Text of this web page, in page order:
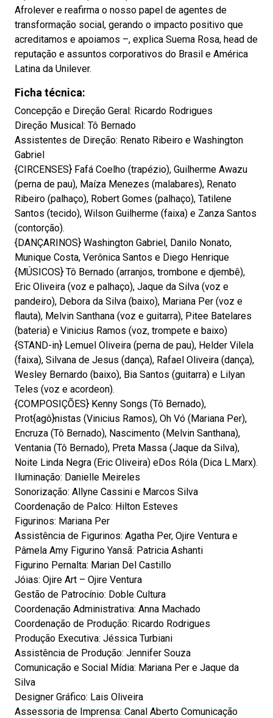
Afrolever e reafirma o nosso papel de agentes de
transformação social, gerando o impacto positivo que
acreditamos e apoiamos –, explica Suema Rosa, head de
reputação e assuntos corporativos do Brasil e América
Latina da Unilever.
Ficha técnica:
Concepção e Direção Geral: Ricardo Rodrigues
Direção Musical: Tô Bernado
Assistentes de Direção: Renato Ribeiro e Washington
Gabriel
{CIRCENSES} Fafá Coelho (trapézio), Guilherme Awazu
(perna de pau), Maíza Menezes (malabares), Renato
Ribeiro (palhaço), Robert Gomes (palhaço), Tatilene
Santos (tecido), Wilson Guilherme (faixa) e Zanza Santos
(contorção).
{DANÇARINOS} Washington Gabriel, Danilo Nonato,
Munique Costa, Verônica Santos e Diego Henrique
{MÚSICOS} Tô Bernado (arranjos, trombone e djembê),
Eric Oliveira (voz e palhaço), Jaque da Silva (voz e
pandeiro), Debora da Silva (baixo), Mariana Per (voz e
flauta), Melvin Santhana (voz e guitarra), Pitee Batelares
(bateria) e Vinicius Ramos (voz, trompete e baixo)
{STAND-in} Lemuel Oliveira (perna de pau), Helder Vilela
(faixa), Silvana de Jesus (dança), Rafael Oliveira (dança),
Wesley Bernardo (baixo), Bia Santos (guitarra) e Lilyan
Teles (voz e acordeon).
{COMPOSIÇÕES} Kenny Songs (Tô Bernado),
Prot{agô}nistas (Vinicius Ramos), Oh Vó (Mariana Per),
Encruza (Tô Bernado), Nascimento (Melvin Santhana),
Ventania (Tô Bernado), Preta Massa (Jaque da Silva),
Noite Linda Negra (Eric Oliveira) eDos Róla (Dica L.Marx).
Iluminação: Danielle Meireles
Sonorização: Allyne Cassini e Marcos Silva
Coordenação de Palco: Hilton Esteves
Figurinos: Mariana Per
Assistência de Figurinos: Agatha Per, Ojire Ventura e
Pâmela Amy Figurino Yansã: Patricia Ashanti
Figurino Pernalta: Marian Del Castillo
Jóias: Ojire Art – Ojire Ventura
Gestão de Patrocínio: Doble Cultura
Coordenação Administrativa: Anna Machado
Coordenação de Produção: Ricardo Rodrigues
Produção Executiva: Jéssica Turbiani
Assistência de Produção: Jennifer Souza
Comunicação e Social Mídia: Mariana Per e Jaque da
Silva
Designer Gráfico: Lais Oliveira
Assessoria de Imprensa: Canal Aberto Comunicação